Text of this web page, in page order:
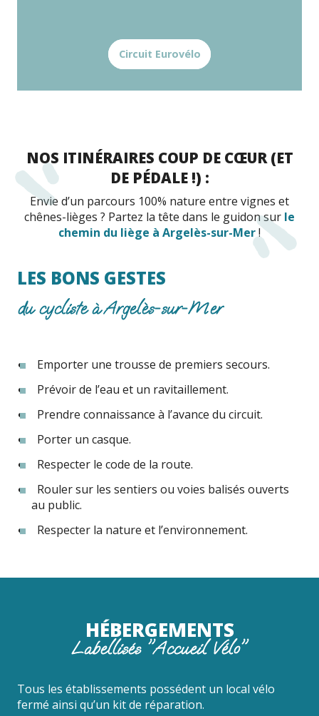
Circuit Eurovélo
NOS ITINÉRAIRES COUP DE CŒUR (ET
DE PÉDALE !) :
Envie d’un parcours 100% nature entre vignes et
chênes-lièges ? Partez la tête dans le guidon sur le
chemin du liège à Argelès-sur-Mer!
LES BONS GESTES
du cycliste à Argelès-sur-Mer
Emporter une trousse de premiers secours.
Prévoir de l’eau et un ravitaillement.
Prendre connaissance à l’avance du circuit.
Porter un casque.
Respecter le code de la route.
Rouler sur les sentiers ou voies balisés ouverts
au public.
Respecter la nature et l’environnement.
HÉBERGEMENTS
Labellisés "Accueil Vélo"
Tous les établissements possédent un local vélo
fermé ainsi qu’un kit de réparation.